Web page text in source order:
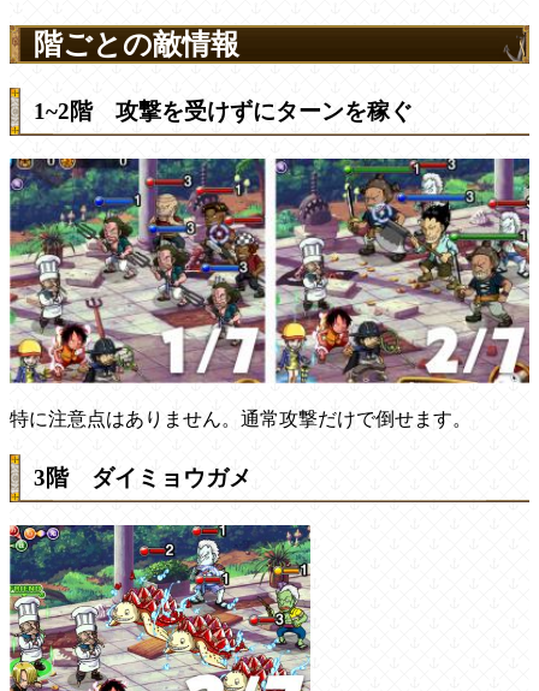
階ごとの敵情報
1~2階 攻撃を受けずにターンを稼ぐ
特に注意点はありません。通常攻撃だけで倒せます。
3階 ダイミョウガメ